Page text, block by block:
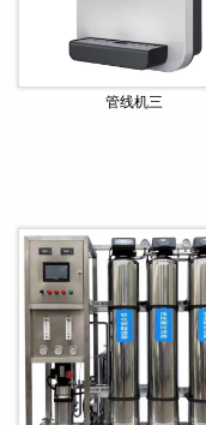
管线机三